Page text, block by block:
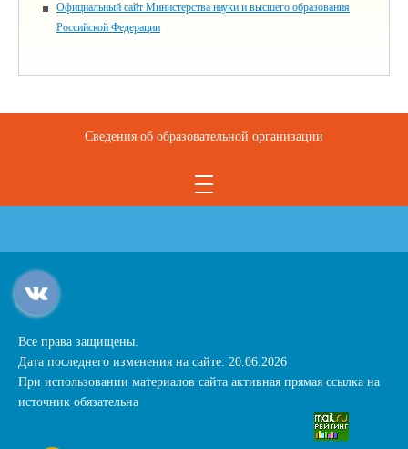
Официальный сайт Министерства науки и высшего образования
Российской Федерации
Сведения об образовательной организации
Все права защищены.
Дата последнего изменения на сайте: 20.06.2026
При использовании материалов сайта активная прямая ссылка на
источник обязательна